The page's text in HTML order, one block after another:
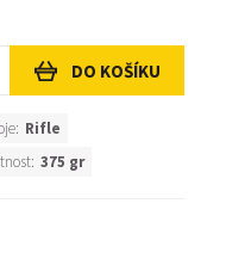
DO KOŠÍKU
Rifle
375 gr